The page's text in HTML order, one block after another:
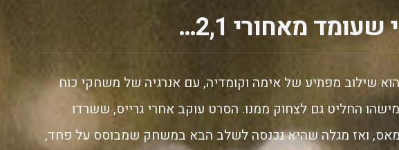
מאחורי 2,1…
מאחורי 2,1… הוא שילוב מפתיע של אימה וקומדיה, עם אנרגיה של משחקי כוח
החליט גם לצחוק ממנו. הסרט עוקב אחרי גרייס, ששרדו
ואז מגלה שהיא נכנסה לשלב הבא במשחק שמבוסס על פחד,